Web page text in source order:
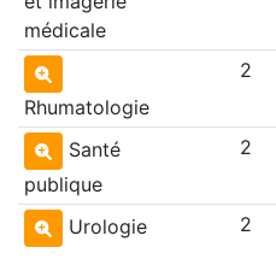
médicale
Rhumatologie
2
Santé
publique
2
Urologie 2